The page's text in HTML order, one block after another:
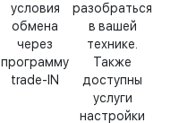
условия
обмена
через
программу
trade-IN
разобраться
в вашей
технике.
Также
доступны
услуги
настройки